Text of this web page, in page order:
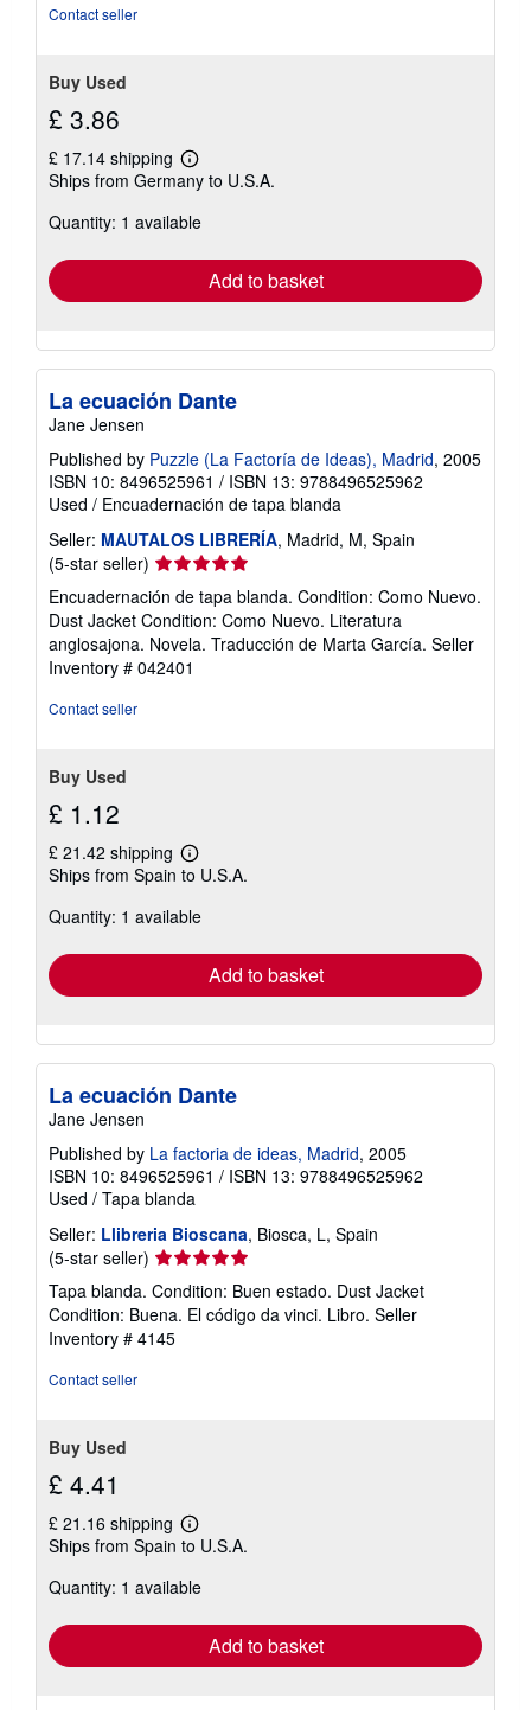
Contact seller
Buy Used
£ 3.86
£ 17.14 shipping
Learn
more
shipping
Ships from Germany to U.S.A.
Quantity: 1 available
Add to basket
La ecuación Dante
Jane Jensen
Published by Puzzle (La Factoría de Ideas), Madrid, 2005
ISBN 10: 8496525961 / ISBN 13: 9788496525962
Used / Encuadernación de tapa blanda
Seller: MAUTALOS LIBRERÍA, Madrid, M, Spain
(5-star seller) Seller
rating
5
out
of
5
Encuadernación de tapa blanda. Condition: Como Nuevo.
Dust Jacket Condition: Como Nuevo. Literatura
anglosajona. Novela. Traducción de Marta García. Seller
Inventory # 042401
Contact seller
Buy Used
£ 1.12
£ 21.42 shipping
Learn
more
shipping
Ships from Spain to U.S.A.
Quantity: 1 available
Add to basket
La ecuación Dante
Jane Jensen
Published by La factoria de ideas, Madrid, 2005
ISBN 10: 8496525961 / ISBN 13: 9788496525962
Used / Tapa blanda
Seller: Llibreria Bioscana, Biosca, L, Spain
(5-star seller) Seller
rating
5
out
of
Tapa blanda. Condition: Buen estado. Dust Jacket
Condition: Buena. El código da vinci. Libro. Seller
Inventory # 4145
Contact seller
Buy Used
£ 4.41
£ 21.16 shipping
Learn
more
shipping
Ships from Spain to U.S.A.
Quantity: 1 available
Add to basket